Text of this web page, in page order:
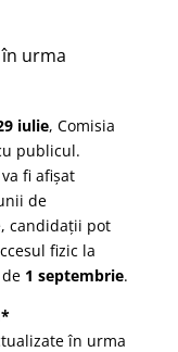
urma
iulie, Comisia
publicul.
fi afișat
de
candidații pot
fizic la
1 septembrie.
*
în urma